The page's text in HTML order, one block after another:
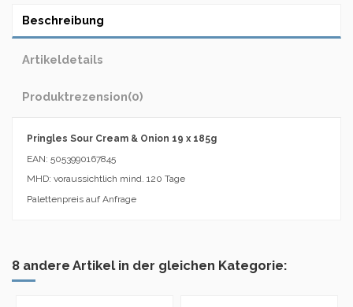
Beschreibung
Artikeldetails
Produktrezension(0)
Pringles Sour Cream & Onion 19 x 185g
EAN: 5053990167845
MHD: voraussichtlich mind. 120 Tage
Palettenpreis auf Anfrage
8 andere Artikel in der gleichen Kategorie: